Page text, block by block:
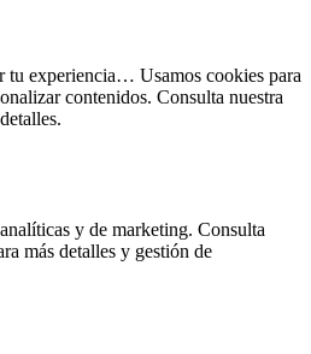
tu experiencia… Usamos cookies para
contenidos. Consulta nuestra
y de marketing. Consulta
más detalles y gestión de